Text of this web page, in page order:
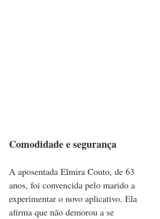
Comodidade e segurança
A aposentada Elmira Couto, de 63
anos, foi convencida pelo marido a
experimentar o novo aplicativo. Ela
afirma que não demorou a se